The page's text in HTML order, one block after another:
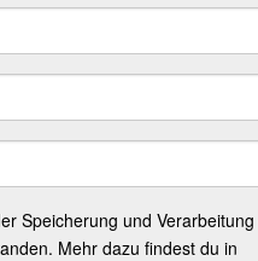
Speicherung und
Mehr dazu findest du in